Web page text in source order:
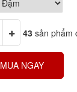
43 sản phẩm
MUA NGAY